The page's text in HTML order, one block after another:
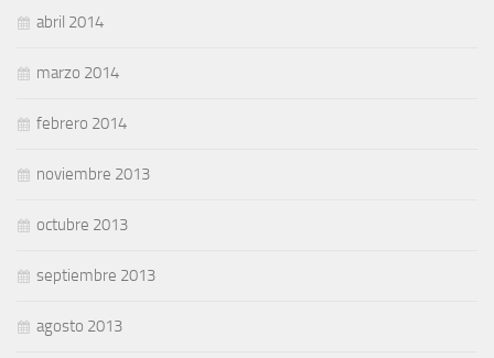
abril 2014
marzo 2014
febrero 2014
noviembre 2013
octubre 2013
septiembre 2013
agosto 2013